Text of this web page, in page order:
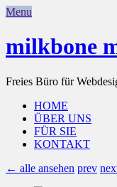
Menu
milkbone
Freies Büro für
HOME
ÜBER UNS
FÜR SIE
KONTAKT
← alle ansehen prev